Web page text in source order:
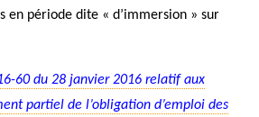
en période dite « d’immersion » sur
60 du 28 janvier 2016 relatif aux
partiel de l’obligation d’emploi des